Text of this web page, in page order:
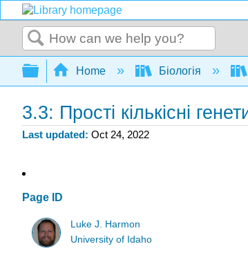
Search
Expand/collapse global
Home Біологія
3.3: Прості кількісні
Last updated Oct 24, 2022
Page ID
Luke J. Harmon
University of Idaho